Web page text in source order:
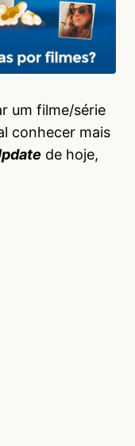
um filme/série
conhecer mais
de hoje,